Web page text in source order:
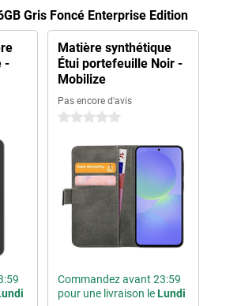
Gris Foncé Enterprise Edition
-
Matière synthétique
Étui portefeuille Noir -
Mobilize
Pas encore d'avis
0 étoiles
Commandez avant 23:59
pour une livraison leLundi